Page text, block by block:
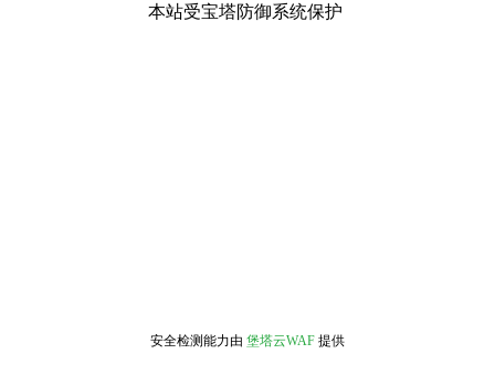
本站受宝塔防御系统保护
安全检测能力由 堡塔云WAF 提供